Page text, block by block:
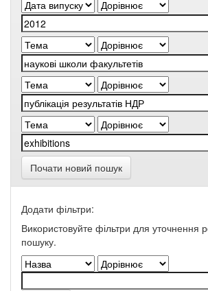
Почати новий пошук
Додати фільтри:
Використовуйте фільтри для уточнення
пошуку.